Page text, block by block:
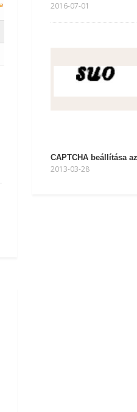
2016-07-01
CAPTCHA beállítása
2013-03-28